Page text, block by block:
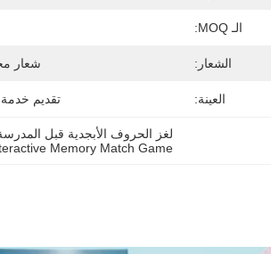
الـ MOQ:
الشعار: شعار
العينة: تقديم خدمة
لغز الحروف الأبجدية قبل
Memory Match Game